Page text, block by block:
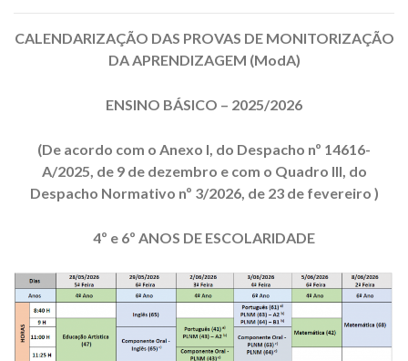
CALENDARIZAÇÃO DAS PROVAS DE MONITORIZAÇÃO
DA APRENDIZAGEM (ModA)
ENSINO BÁSICO – 2025/2026
(De acordo com o Anexo I, do Despacho nº 14616-
A/2025, de 9 de dezembro e com o Quadro III, do
Despacho Normativo nº 3/2026, de 23 de fevereiro )
4º e 6º ANOS DE ESCOLARIDADE